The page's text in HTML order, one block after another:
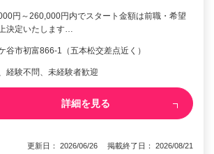
円～260,000円内でスタート金額は前職・希望
決定いたします…
谷市初富866-1（五本松交差点近く）
経験不問、未経験者歓迎
詳細を見る
更新日： 2026/06/26 掲載終了日： 2026/08/21